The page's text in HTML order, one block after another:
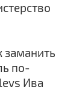
заманить
по-
Ива